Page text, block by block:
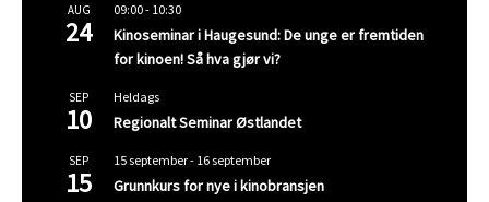
AUG
24
09:00- 10:30
Kinoseminar i Haugesund: De unge er fremtiden
for kinoen! Så hva gjør vi?
SEP
10
Heldags
Regionalt Seminar Østlandet
SEP
15
15 september- 16 september
Grunnkurs for nye i kinobransjen